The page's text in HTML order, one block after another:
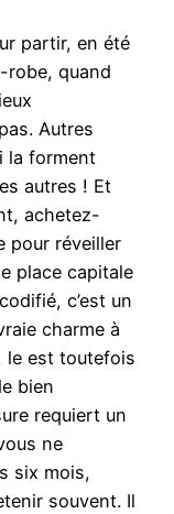
partir, en été
robe, quand
Autres
la forment
autres ! Et
achetez-
pour réveiller
place capitale
c’est un
charme à
le est toutefois
bien
requiert un
ne
six mois,
souvent. Il